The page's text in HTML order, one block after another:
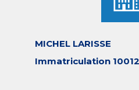
MICHEL LARISSE
Immatriculation 10012